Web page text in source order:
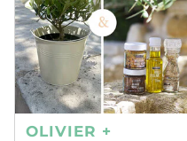
OLIVIER +